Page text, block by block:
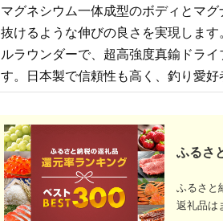
マグネシウム一体成型のボディとマ
抜けるような伸びの良さを実現しま
ルラウンダーで、超高強度真鍮ドラ
す。日本製で信頼性も高く、釣り愛好
ふるさ
ふるさと
返礼品は